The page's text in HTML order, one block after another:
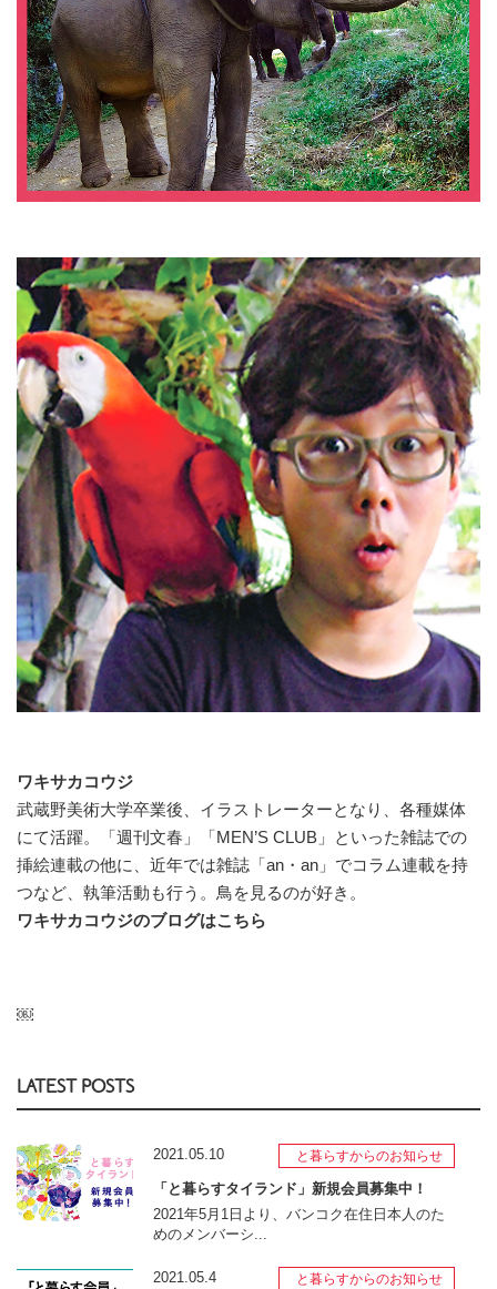
ワキサカコウジ
武蔵野美術大学卒業後、イラストレーターとなり、各種媒体
にて活躍。「週刊文春」「MEN’S CLUB」といった雑誌での
挿絵連載の他に、近年では雑誌「an・an」でコラム連載を持
つなど、執筆活動も行う。鳥を見るのが好き。
ワキサカコウジのブログはこちら
￼
LATEST POSTS
2021.05.10 と暮らすからのお知らせ
「と暮らすタイランド」新規会員募集中！
2021年5月1日より、バンコク在住日本人のた
めのメンバーシ...
2021.05.4 と暮らすからのお知らせ